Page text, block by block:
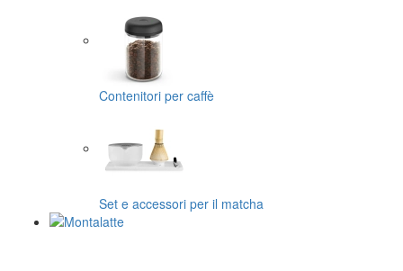
Contenitori per caffè
Set e accessori per il matcha